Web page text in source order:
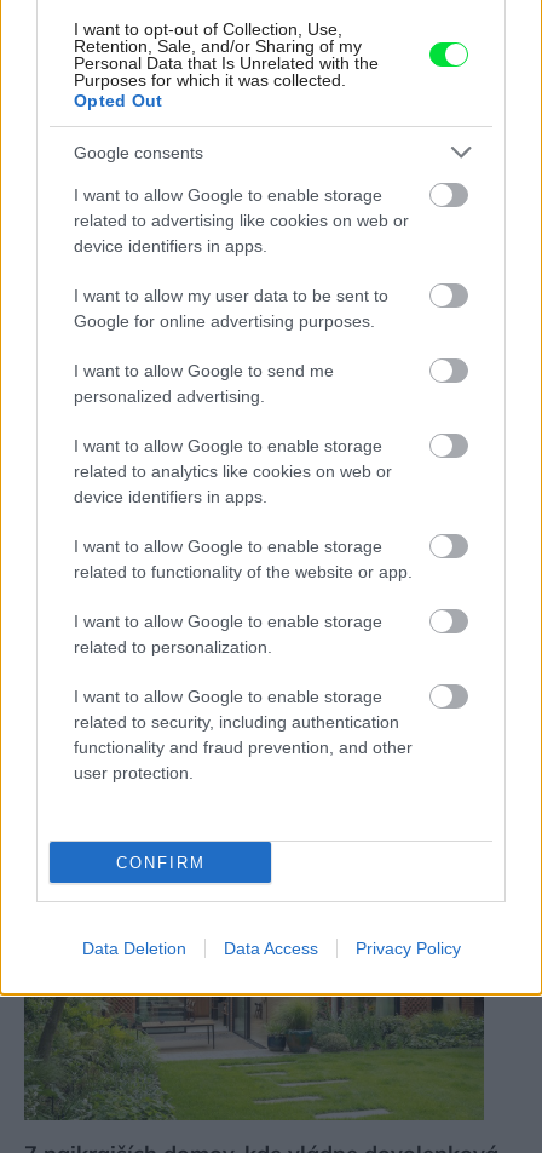
I want to opt-out of Collection, Use,
Retention, Sale, and/or Sharing of my
Personal Data that Is Unrelated with the
Purposes for which it was collected.
Opted Out
Google consents
I want to allow Google to enable storage
related to advertising like cookies on web or
device identifiers in apps.
I want to allow my user data to be sent to
Google for online advertising purposes.
I want to allow Google to send me
personalized advertising.
I want to allow Google to enable storage
related to analytics like cookies on web or
device identifiers in apps.
I want to allow Google to enable storage
related to functionality of the website or app.
I want to allow Google to enable storage
related to personalization.
I want to allow Google to enable storage
related to security, including authentication
functionality and fraud prevention, and other
user protection.
CONFIRM
Data Deletion Data Access Privacy Policy
TEXT: MIROSLAVA MACEKOVÁ
ZDROJ: časopis Môj dom
Tagy: architektúra
rodinný dom
Dom z tehly